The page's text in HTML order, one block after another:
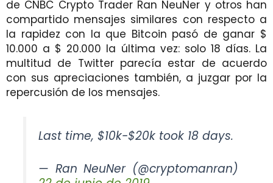
de CNBC Crypto Trader Ran NeuNer y otros han
compartido mensajes similares con respecto a
la rapidez con la que Bitcoin pasó de ganar $
10.000 a $ 20.000 la última vez: solo 18 días. La
multitud de Twitter parecía estar de acuerdo
con sus apreciaciones también, a juzgar por la
repercusión de los mensajes.
Last time, $10k-$20k took 18 days.
— Ran NeuNer (@cryptomanran)